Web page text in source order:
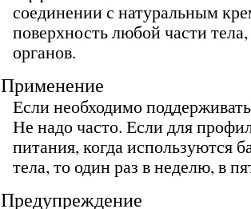
соединении с натуральным
поверхность любой части
органов.
Применение
Если необходимо
Не надо часто. Если для
питания, когда используются
тела, то один раз в неделю, в
Предупреждение